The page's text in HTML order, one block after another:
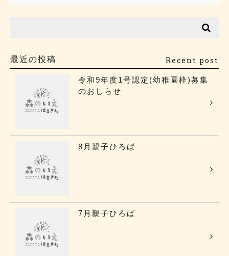
最近の投稿 Recent post
令和9年度1号認定(幼稚園枠)募集
のおしらせ
8月親子ひろば
7月親子ひろば